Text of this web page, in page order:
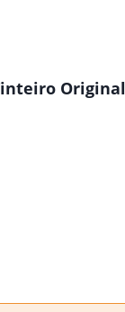
Original